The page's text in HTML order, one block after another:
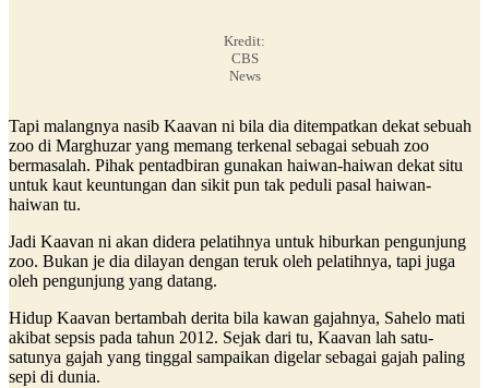
Kredit:
CBS
News
Tapi malangnya nasib Kaavan ni bila dia ditempatkan dekat sebuah
zoo di Marghuzar yang memang terkenal sebagai sebuah zoo
bermasalah. Pihak pentadbiran gunakan haiwan-haiwan dekat situ
untuk kaut keuntungan dan sikit pun tak peduli pasal haiwan-
haiwan tu.
Jadi Kaavan ni akan didera pelatihnya untuk hiburkan pengunjung
zoo. Bukan je dia dilayan dengan teruk oleh pelatihnya, tapi juga
oleh pengunjung yang datang.
Hidup Kaavan bertambah derita bila kawan gajahnya, Sahelo mati
akibat sepsis pada tahun 2012. Sejak dari tu, Kaavan lah satu-
satunya gajah yang tinggal sampaikan digelar sebagai gajah paling
sepi di dunia.